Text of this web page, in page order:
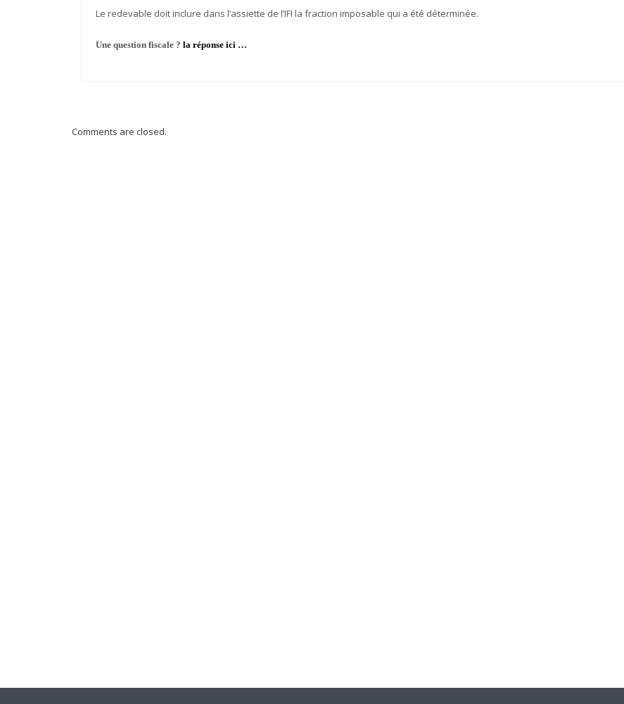
Le redevable doit inclure dans l’assiette de l’IFI la fraction imposable qui a été déterminée.
Une question fiscale ? la réponse ici …
Comments are closed.